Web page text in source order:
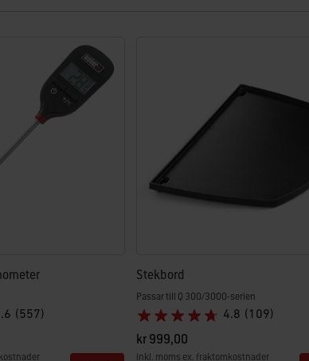
(557)
Stekbord
Passar till Q 300/3000-serien
4.8 (109)
kr 999,00
inkl. moms ex. fraktomkostnader